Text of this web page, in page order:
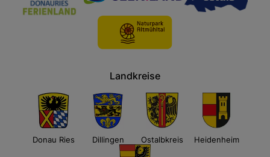
Landkreise
Donau Ries Dillingen Ostalbkreis Heidenheim